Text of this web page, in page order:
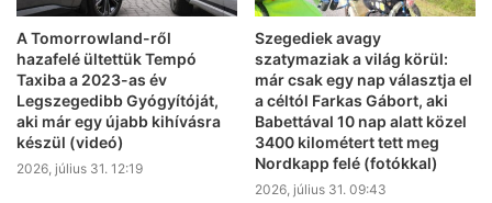
A Tomorrowland-ről
hazafelé ültettük Tempó
Taxiba a 2023-as év
Legszegedibb Gyógyítóját,
aki már egy újabb kihívásra
készül (videó)
2026, július 31. 12:19
Szegediek avagy
szatymaziak a világ körül:
már csak egy nap választja el
a céltól Farkas Gábort, aki
Babettával 10 nap alatt közel
3400 kilométert tett meg
Nordkapp felé (fotókkal)
2026, július 31. 09:43